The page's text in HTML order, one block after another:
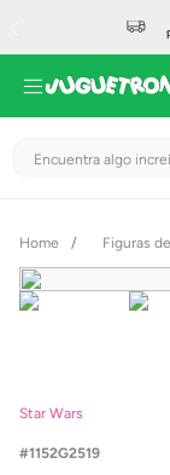
Encuentra algo
Figuras
Star Wars
1152G2519